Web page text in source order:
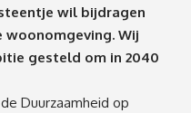
wil bijdragen
Wij
gesteld om in 2040
Duurzaamheid op